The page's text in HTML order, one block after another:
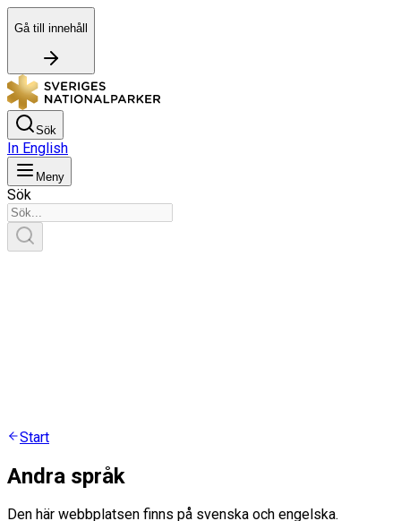
Gå till innehåll
Sök
In English
Meny
Sök
Start
Andra språk
Den här webbplatsen finns på svenska och engelska.